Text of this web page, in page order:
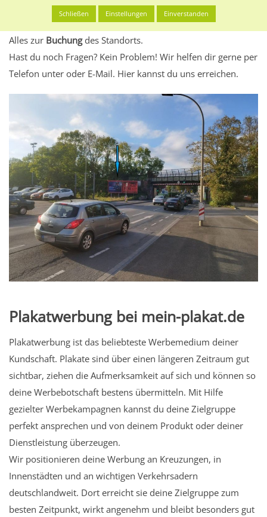
Werbeinhalten informieren.
Alles klar? Dann findest du direkt im unteren Teil dieser Seite
Alles zur Buchungdes Standorts.
Hast du noch Fragen? Kein Problem! Wir helfen dir gerne per
Telefon unter oder E-Mail. Hier kannst du uns erreichen.
Plakatwerbung bei mein-plakat.de
Plakatwerbung ist das beliebteste Werbemedium deiner
Kundschaft. Plakate sind über einen längeren Zeitraum gut
sichtbar, ziehen die Aufmerksamkeit auf sich und können so
deine Werbebotschaft bestens übermitteln. Mit Hilfe
gezielter Werbekampagnen kannst du deine Zielgruppe
perfekt ansprechen und von deinem Produkt oder deiner
Dienstleistung überzeugen.
Wir positionieren deine Werbung an Kreuzungen, in
Innenstädten und an wichtigen Verkehrsadern
deutschlandweit. Dort erreicht sie deine Zielgruppe zum
besten Zeitpunkt, wirkt angenehm und bleibt besonders gut
Schließen Einstellungen Einverstanden